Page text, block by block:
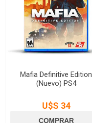
Mafia Definitive Edition
(Nuevo) PS4
U$S 34